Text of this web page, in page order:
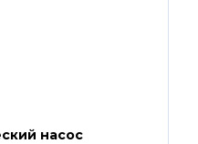
насос